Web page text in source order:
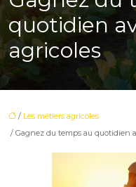
quotidien
agricoles
/ Les métiers agricoles
/ Gagnez du temps au quotidien